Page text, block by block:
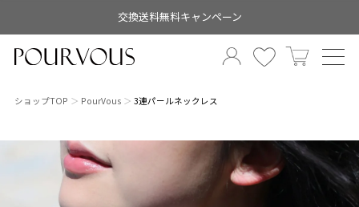
交換送料無料キャンペーン
ショップTOP PourVous 3連パールネックレス